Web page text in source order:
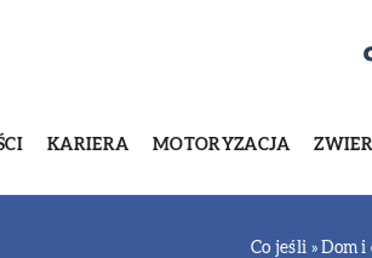
KARIERA MOTORYZACJA
Co jeśli »Dom i